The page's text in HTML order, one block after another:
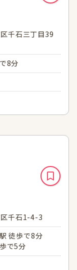
千石三丁目39
8分
千石1-4-3
徒歩で8分
で5分